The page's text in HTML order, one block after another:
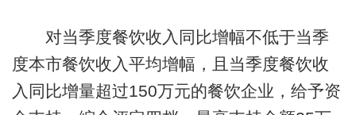
对当季度餐饮收入同比增幅不低于当季
度本市餐饮收入平均增幅，且当季度餐饮收
入同比增量超过150万元的餐饮企业，给予资